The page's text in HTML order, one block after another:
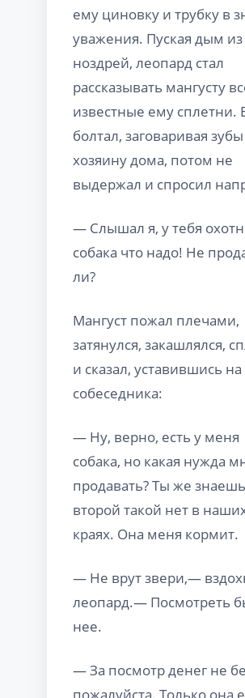
ему циновку и трубку в
уважения. Пуская дым из
ноздрей, леопард стал
рассказывать мангусту
известные ему сплетни.
болтал, заговаривая зубы
хозяину дома, потом не
выдержал и спросил
— Слышал я, у тебя
собака что надо! Не
ли?
Мангуст пожал плечами,
затянулся, закашлялся,
и сказал, уставившись на
собеседника:
— Ну, верно, есть у меня
собака, но какая нужда
продавать? Ты же
второй такой нет в
краях. Она меня кормит.
— Не врут звери,—
леопард.— Посмотреть
нее.
— За посмотр денег не
пожалуйста. Только она